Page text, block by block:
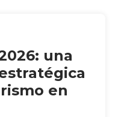
una
en